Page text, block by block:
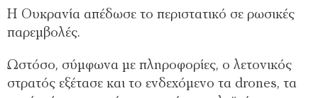
Η Ουκρανία απέδωσε το περιστατικό σε ρωσικές
παρεμβολές.
Ωστόσο, σύμφωνα με πληροφορίες, ο λετονικός
στρατός εξέτασε και το ενδεχόμενο τα drones, τα